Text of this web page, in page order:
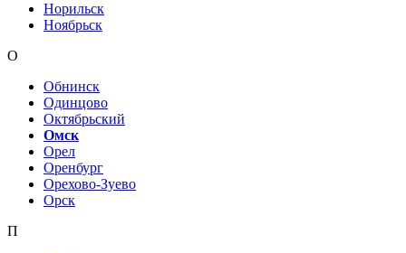
Норильск
Ноябрьск
О
Обнинск
Одинцово
Октябрьский
Омск
Орел
Оренбург
Орехово-Зуево
Орск
П